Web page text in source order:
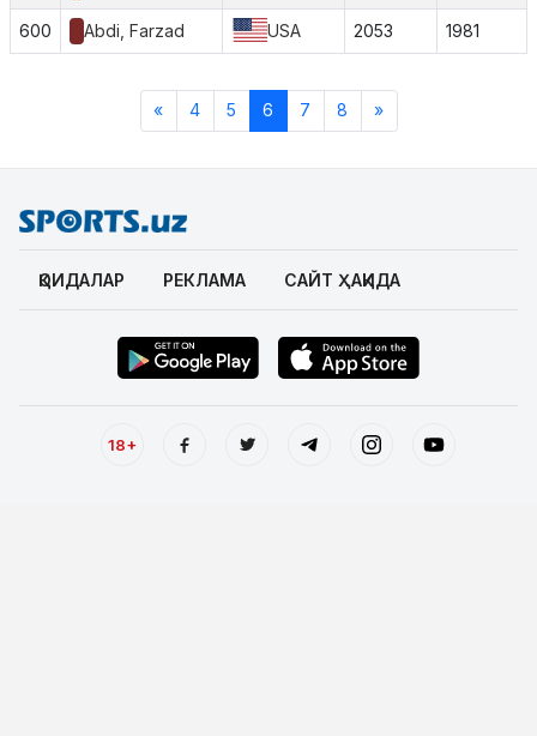
600 Abdi, Farzad USA 2053 1981
« 4 5 6 7 8 »
ҚОИДАЛАР РЕКЛАМА САЙТ ҲАҚИДА
18+